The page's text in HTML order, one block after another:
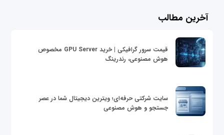
آخرین مطالب
قیمت سرور گرافیکی | خرید GPU Server مخصوص
هوش مصنوعی، رندرینگ
سایت شرکتی حرفه‌ای؛ ویترین دیجیتال شما در عصر
جستجو و هوش مصنوعی